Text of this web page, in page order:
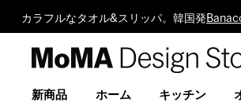
カラフルなタオル&スリッパ。韓国発
新商品 ホーム キッチン